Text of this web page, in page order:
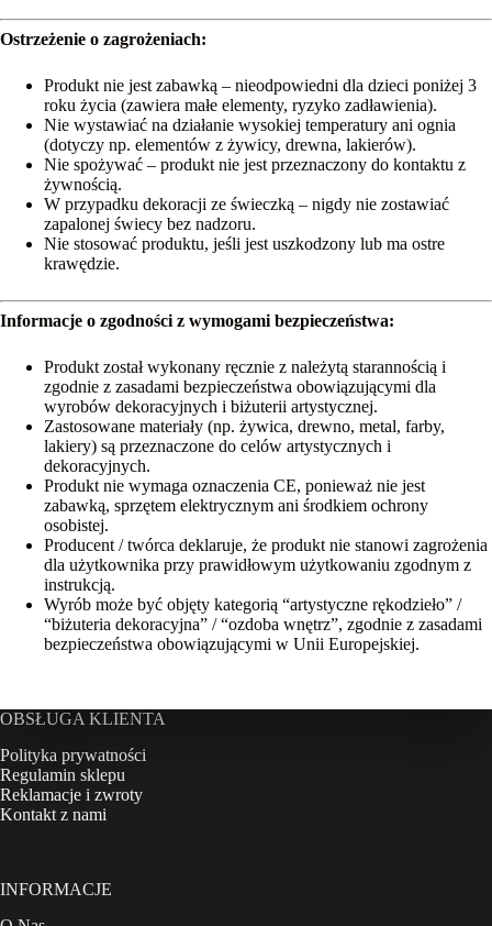
Ostrzeżenie o zagrożeniach:
Produkt nie jest zabawką – nieodpowiedni dla dzieci poniżej 3
roku życia (zawiera małe elementy, ryzyko zadławienia).
Nie wystawiać na działanie wysokiej temperatury ani ognia
(dotyczy np. elementów z żywicy, drewna, lakierów).
Nie spożywać – produkt nie jest przeznaczony do kontaktu z
żywnością.
W przypadku dekoracji ze świeczką – nigdy nie zostawiać
zapalonej świecy bez nadzoru.
Nie stosować produktu, jeśli jest uszkodzony lub ma ostre
krawędzie.
Informacje o zgodności z wymogami bezpieczeństwa:
Produkt został wykonany ręcznie z należytą starannością i
zgodnie z zasadami bezpieczeństwa obowiązującymi dla
wyrobów dekoracyjnych i biżuterii artystycznej.
Zastosowane materiały (np. żywica, drewno, metal, farby,
lakiery) są przeznaczone do celów artystycznych i
dekoracyjnych.
Produkt nie wymaga oznaczenia CE, ponieważ nie jest
zabawką, sprzętem elektrycznym ani środkiem ochrony
osobistej.
Producent / twórca deklaruje, że produkt nie stanowi zagrożenia
dla użytkownika przy prawidłowym użytkowaniu zgodnym z
instrukcją.
Wyrób może być objęty kategorią “artystyczne rękodzieło” /
“biżuteria dekoracyjna” / “ozdoba wnętrz”, zgodnie z zasadami
bezpieczeństwa obowiązującymi w Unii Europejskiej.
OBSŁUGA KLIENTA
Polityka prywatności
Regulamin sklepu
Reklamacje i zwroty
Kontakt z nami
INFORMACJE